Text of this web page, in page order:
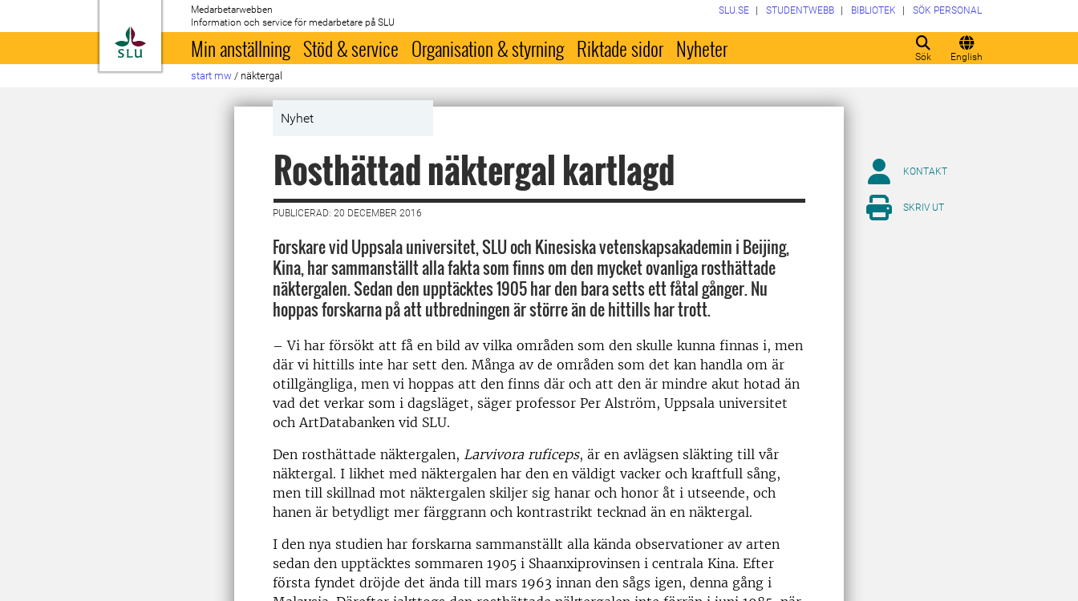
Till startsida
Medarbetarwebben
Information och service för medarbetare på SLU
Sök English
SLU.SE STUDENTWEBB BIBLIOTEK SÖK PERSONAL
Min anställning Stöd & service Organisation & styrning Riktade sidor Nyheter
start mw / näktergal
Nyhet
Rosthättad näktergal kartlagd
PUBLICERAD: 20 DECEMBER 2016
Forskare vid Uppsala universitet, SLU och Kinesiska vetenskapsakademin i Beijing,
Kina, har sammanställt alla fakta som finns om den mycket ovanliga rosthättade
näktergalen. Sedan den upptäcktes 1905 har den bara setts ett fåtal gånger. Nu
hoppas forskarna på att utbredningen är större än de hittills har trott.
– Vi har försökt att få en bild av vilka områden som den skulle kunna finnas i, men
där vi hittills inte har sett den. Många av de områden som det kan handla om är
otillgängliga, men vi hoppas att den finns där och att den är mindre akut hotad än
vad det verkar som i dagsläget, säger professor Per Alström, Uppsala universitet
och ArtDatabanken vid SLU.
Den rosthättade näktergalen, Larvivora ruficeps, är en avlägsen släkting till vår
näktergal. I likhet med näktergalen har den en väldigt vacker och kraftfull sång,
men till skillnad mot näktergalen skiljer sig hanar och honor åt i utseende, och
hanen är betydligt mer färggrann och kontrastrikt tecknad än en näktergal.
I den nya studien har forskarna sammanställt alla kända observationer av arten
sedan den upptäcktes sommaren 1905 i Shaanxiprovinsen i centrala Kina. Efter
första fyndet dröjde det ända till mars 1963 innan den sågs igen, denna gång i
KONTAKT
SKRIV UT